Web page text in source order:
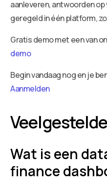
aanleveren, antwoorden
geregeld in één platform,
Gratis demo met een van
demo
Begin vandaag nog en je
Aanmelden
Wat is een
finance